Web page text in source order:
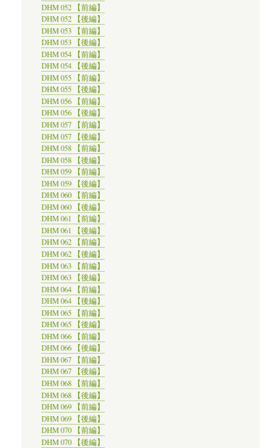
DHM 052 【前編】
DHM 052 【後編】
DHM 053 【前編】
DHM 053 【後編】
DHM 054 【前編】
DHM 054 【後編】
DHM 055 【前編】
DHM 055 【後編】
DHM 056 【前編】
DHM 056 【後編】
DHM 057 【前編】
DHM 057 【後編】
DHM 058 【前編】
DHM 058 【後編】
DHM 059 【前編】
DHM 059 【後編】
DHM 060 【前編】
DHM 060 【後編】
DHM 061 【前編】
DHM 061 【後編】
DHM 062 【前編】
DHM 062 【後編】
DHM 063 【前編】
DHM 063 【後編】
DHM 064 【前編】
DHM 064 【後編】
DHM 065 【前編】
DHM 065 【後編】
DHM 066 【前編】
DHM 066 【後編】
DHM 067 【前編】
DHM 067 【後編】
DHM 068 【前編】
DHM 068 【後編】
DHM 069 【前編】
DHM 069 【後編】
DHM 070 【前編】
DHM 070 【後編】